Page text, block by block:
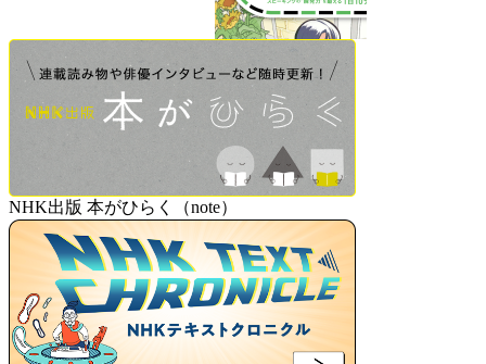
NHK出版 本がひらく（note）